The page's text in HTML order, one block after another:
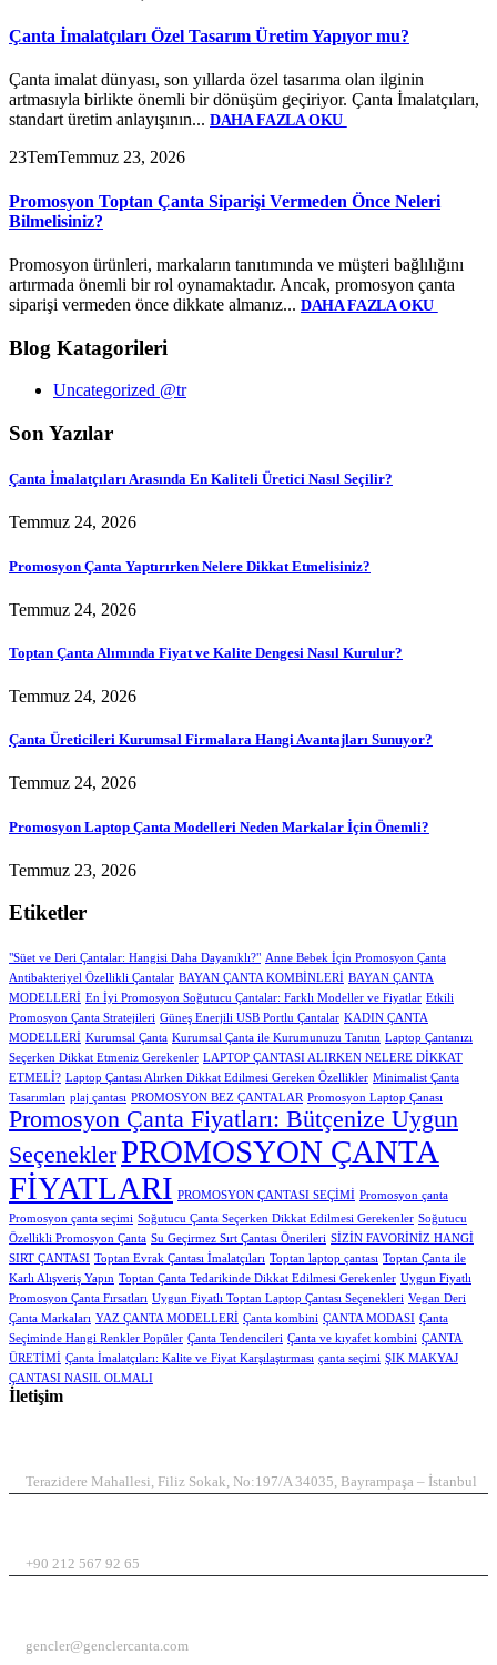
Çanta İmalatçıları Özel Tasarım Üretim Yapıyor mu?
Çanta imalat dünyası, son yıllarda özel tasarıma olan ilginin
artmasıyla birlikte önemli bir dönüşüm geçiriyor. Çanta İmalatçıları,
standart üretim anlayışının... DAHA FAZLA OKU
23TemTemmuz 23, 2026
Promosyon Toptan Çanta Siparişi Vermeden Önce Neleri
Bilmelisiniz?
Promosyon ürünleri, markaların tanıtımında ve müşteri bağlılığını
artırmada önemli bir rol oynamaktadır. Ancak, promosyon çanta
siparişi vermeden önce dikkate almanız... DAHA FAZLA OKU
Blog Katagorileri
Uncategorized @tr
Son Yazılar
Çanta İmalatçıları Arasında En Kaliteli Üretici Nasıl Seçilir?
Temmuz 24, 2026
Promosyon Çanta Yaptırırken Nelere Dikkat Etmelisiniz?
Temmuz 24, 2026
Toptan Çanta Alımında Fiyat ve Kalite Dengesi Nasıl Kurulur?
Temmuz 24, 2026
Çanta Üreticileri Kurumsal Firmalara Hangi Avantajları Sunuyor?
Temmuz 24, 2026
Promosyon Laptop Çanta Modelleri Neden Markalar İçin Önemli?
Temmuz 23, 2026
Etiketler
"Süet ve Deri Çantalar: Hangisi Daha Dayanıklı?" Anne Bebek İçin Promosyon Çanta
Antibakteriyel Özellikli Çantalar BAYAN ÇANTA KOMBİNLERİ BAYAN ÇANTA
MODELLERİ En İyi Promosyon Soğutucu Çantalar: Farklı Modeller ve Fiyatlar Etkili
Promosyon Çanta Stratejileri Güneş Enerjili USB Portlu Çantalar KADIN ÇANTA
MODELLERİ Kurumsal Çanta Kurumsal Çanta ile Kurumunuzu Tanıtın Laptop Çantanızı
Seçerken Dikkat Etmeniz Gerekenler LAPTOP ÇANTASI ALIRKEN NELERE DİKKAT
ETMELİ? Laptop Çantası Alırken Dikkat Edilmesi Gereken Özellikler Minimalist Çanta
Tasarımları plaj çantası PROMOSYON BEZ ÇANTALAR Promosyon Laptop Çanası
Promosyon Çanta Fiyatları: Bütçenize Uygun
SeçeneklerPROMOSYON ÇANTA
FİYATLARI PROMOSYON ÇANTASI SEÇİMİ Promosyon çanta
Promosyon çanta seçimi Soğutucu Çanta Seçerken Dikkat Edilmesi Gerekenler Soğutucu
Özellikli Promosyon Çanta Su Geçirmez Sırt Çantası Önerileri SİZİN FAVORİNİZ HANGİ
SIRT ÇANTASI Toptan Evrak Çantası İmalatçıları Toptan laptop çantası Toptan Çanta ile
Karlı Alışveriş Yapın Toptan Çanta Tedarikinde Dikkat Edilmesi Gerekenler Uygun Fiyatlı
Promosyon Çanta Fırsatları Uygun Fiyatlı Toptan Laptop Çantası Seçenekleri Vegan Deri
Çanta Markaları YAZ ÇANTA MODELLERİ Çanta kombini ÇANTA MODASI Çanta
Seçiminde Hangi Renkler Popüler Çanta Tendencileri Çanta ve kıyafet kombini ÇANTA
ÜRETİMİ Çanta İmalatçıları: Kalite ve Fiyat Karşılaştırması çanta seçimi ŞIK MAKYAJ
ÇANTASI NASIL OLMALI
İletişim
Terazidere Mahallesi, Filiz Sokak, No:197/A 34035, Bayrampaşa – İstanbul
+90 212 567 92 65
gencler@genclercanta.com